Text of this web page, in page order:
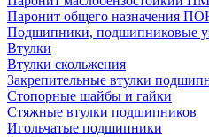
Паронит общего назначения
Подшипники, подшипниковые
Втулки
Втулки скольжения
Закрепительные втулки
Стопорные шайбы и гайки
Стяжные втулки подшипников
Игольчатые подшипники